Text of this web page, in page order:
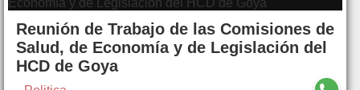
Reunión de Trabajo de las Comisiones de
Salud, de Economía y de Legislación del
HCD de Goya